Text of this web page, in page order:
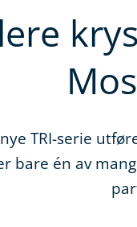
TRI-serie
bare én av